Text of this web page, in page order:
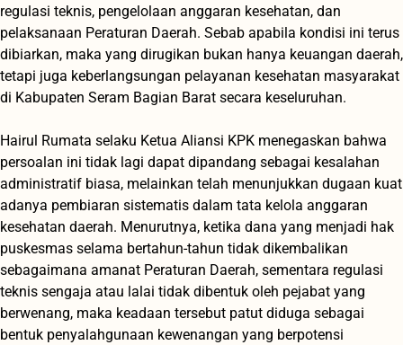
regulasi teknis, pengelolaan anggaran kesehatan, dan
pelaksanaan Peraturan Daerah. Sebab apabila kondisi ini terus
dibiarkan, maka yang dirugikan bukan hanya keuangan daerah,
tetapi juga keberlangsungan pelayanan kesehatan masyarakat
di Kabupaten Seram Bagian Barat secara keseluruhan.
‎Hairul Rumata selaku Ketua Aliansi KPK menegaskan bahwa
persoalan ini tidak lagi dapat dipandang sebagai kesalahan
administratif biasa, melainkan telah menunjukkan dugaan kuat
adanya pembiaran sistematis dalam tata kelola anggaran
kesehatan daerah. Menurutnya, ketika dana yang menjadi hak
puskesmas selama bertahun-tahun tidak dikembalikan
sebagaimana amanat Peraturan Daerah, sementara regulasi
teknis sengaja atau lalai tidak dibentuk oleh pejabat yang
berwenang, maka keadaan tersebut patut diduga sebagai
bentuk penyalahgunaan kewenangan yang berpotensi